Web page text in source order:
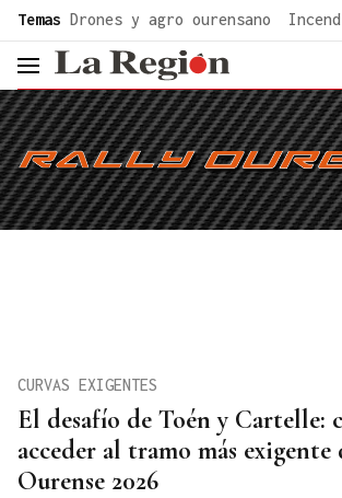
Temas Drones y agro ourensano
header.menu.open
El desafío de Toén y Cartelle:
acceder al tramo más
Ourense 2026
CURVAS EXIGENTES